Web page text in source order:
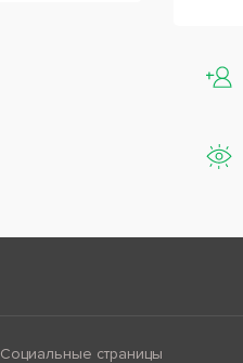
Социальные страницы